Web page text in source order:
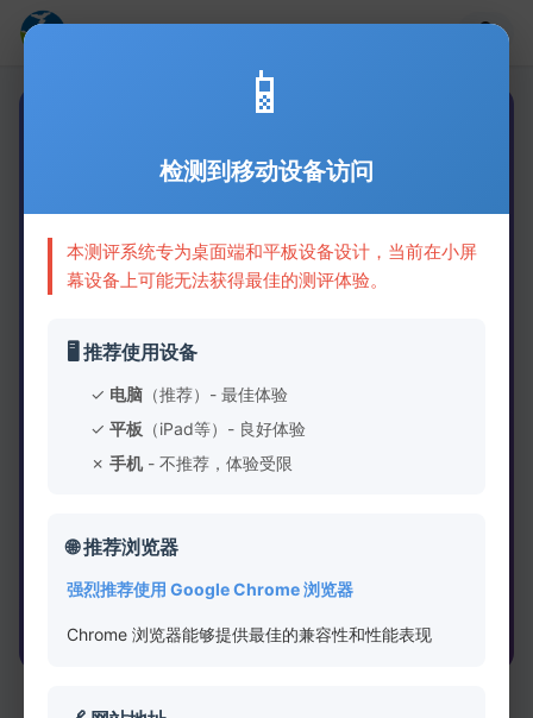
📱
检测到移动设备访问
本测评系统专为桌面端和平板设备设计，当前在小屏
幕设备上可能无法获得最佳的测评体验。
🖥️ 推荐使用设备
✓ 电脑 （推荐）- 最佳体验
✓ 平板 （iPad等）- 良好体验
✗ 手机- 不推荐，体验受限
🌐 推荐浏览器
强烈推荐使用 Google Chrome 浏览器
Chrome 浏览器能够提供最佳的兼容性和性能表现
🧠
儿童注意力多维度综合评
估系统
基于科学的认知能力评估方法,从视觉、听觉、思维、